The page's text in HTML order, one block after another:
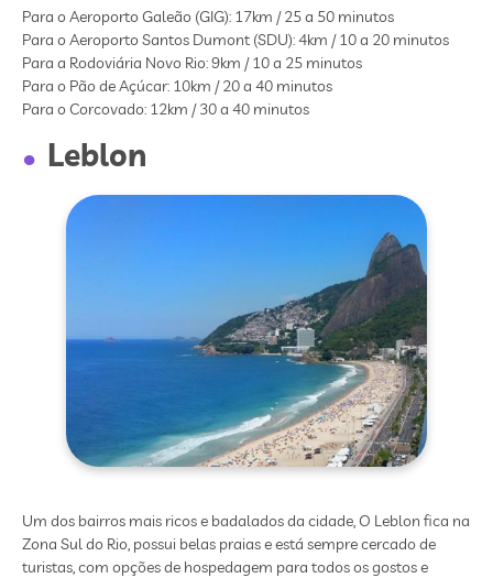
Para o Aeroporto Galeão (GIG): 17km / 25 a 50 minutos
Para o Aeroporto Santos Dumont (SDU): 4km / 10 a 20 minutos
Para a Rodoviária Novo Rio: 9km / 10 a 25 minutos
Para o Pão de Açúcar: 10km / 20 a 40 minutos
Para o Corcovado: 12km / 30 a 40 minutos
Leblon
Um dos bairros mais ricos e badalados da cidade, O Leblon fica na
Zona Sul do Rio, possui belas praias e está sempre cercado de
turistas, com opções de hospedagem para todos os gostos e